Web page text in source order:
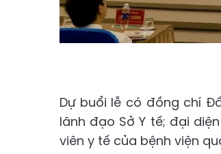
Dự buổi lễ có đồng chí
lãnh đạo Sở Y tế; đại
viên y tế của bệnh viện